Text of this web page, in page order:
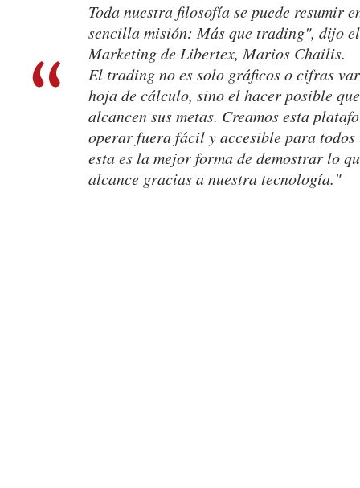
Toda nuestra filosofía se puede resumir
sencilla misión: Más que trading", dijo
Marketing de Libertex, Marios Chailis.
El trading no es solo gráficos o cifras
hoja de cálculo, sino el hacer posible
alcancen sus metas. Creamos esta
operar fuera fácil y accesible para
esta es la mejor forma de demostrar lo
alcance gracias a nuestra tecnología."